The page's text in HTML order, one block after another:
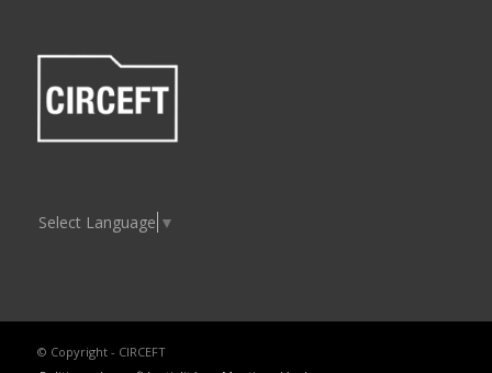
Select Language ▼
© Copyright - CIRCEFT